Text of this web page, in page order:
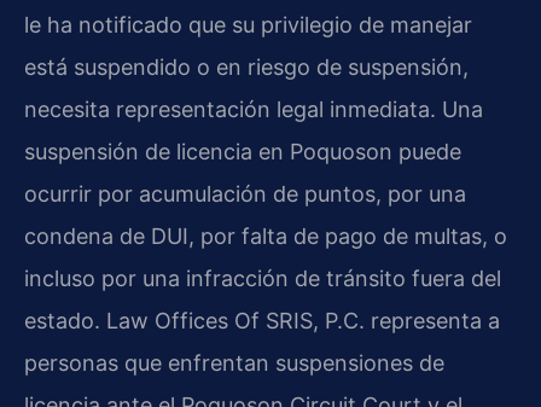
le ha notificado que su privilegio de manejar
está suspendido o en riesgo de suspensión,
necesita representación legal inmediata. Una
suspensión de licencia en Poquoson puede
ocurrir por acumulación de puntos, por una
condena de DUI, por falta de pago de multas, o
incluso por una infracción de tránsito fuera del
estado. Law Offices Of SRIS, P.C. representa a
personas que enfrentan suspensiones de